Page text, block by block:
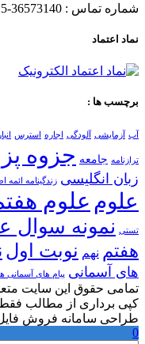
شماره تماس : 36573140-025
نماد اعتماد
برچسب ها :
آب آزمایشی آلودگی اجاره استرس
ترازنامه جامعه جزوه
زبان انگلیسی زندگینامه ائمه
علوم علوم
تستی نمونه سوال
هفتم نهم نوبت اول
های آسمانی پیام های آسمانی
تمامی حقوق این سایت
کپی برداری از مطالب فقط با
طراحی سامانه فروش
0